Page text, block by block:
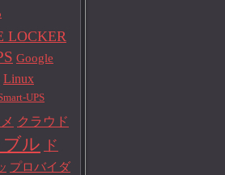
LOCKER
Google
Linux
UPS
クラウド
ブル ド
プロバイダ